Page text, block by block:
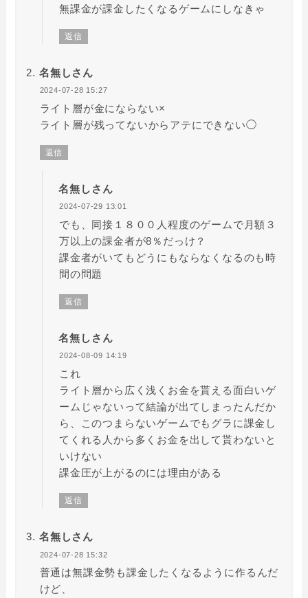
無課金が課金したくなるゲームにしなきゃ
返信
名無しさん
2024-07-28 15:27
ライト層が金にならない×
ライト層が残ってないからアテにできない◯
返信
名無しさん
2024-07-29 13:01
でも、同接１８００人程度のゲームで月額３
万以上の課金者が8％だっけ？
課金者がいてもどうにもならなくなるのも時
間の問題
返信
名無しさん
2024-08-09 14:19
これ
ライト層から広く浅くお金を貰える面白いゲ
ームじゃないって結論が出てしまったんだか
ら、このつまらないゲームでもグラに課金し
てくれる人から多くお金を出して貰わないと
いけない
課金圧が上がるのには理由がある
返信
名無しさん
2024-07-28 15:32
普通は無課金勢も課金したくなるように作るんだ
けど、